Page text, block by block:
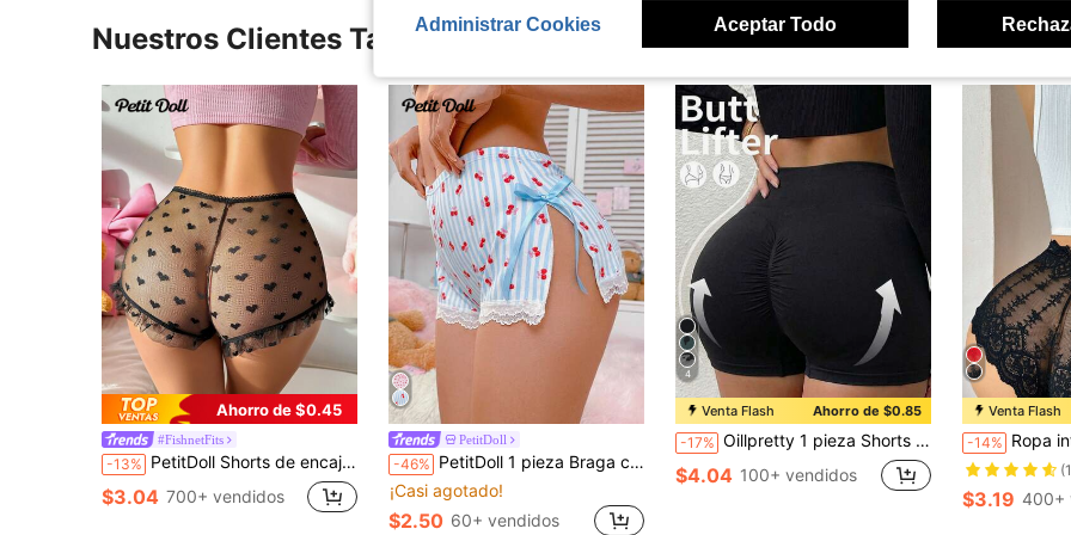
Nuestros Clientes También Vieron
Ahorro de $0.45
#FishnetFits
-13% PetitDoll Shorts de encaje seductores de mujer con volantes en el bajo, de tela transparente con diseño de corazón
$3.04 700+ vendidos
PetitDoll
-46% PetitDoll 1 pieza Braga con abertura en la entrepierna y decoración de lazo a rayas de cereza dulce para niñas
¡Casi agotado!
$2.50 60+ vendidos
4
Venta Flash Ahorro de $0.85
-17% Oillpretty 1 pieza Shorts de de cintura alta con fruncido sin costuras que levantan la cadera, tela de punto elástica en 4 direcciones, banda de cintura ancha con fuerte compresión para la grasa abdominal, cintura trasera fruncida para glúteos levantados y llenos, sin bordes que se enrollen, aptos para yoga, trote al aire libre, anti-exposición de faldas, control abdominal postparto, uso diario
$4.04 100+ vendidos
Venta Flash
-14% Ropa
$3.19 400+
Administrar Cookies Aceptar Todo